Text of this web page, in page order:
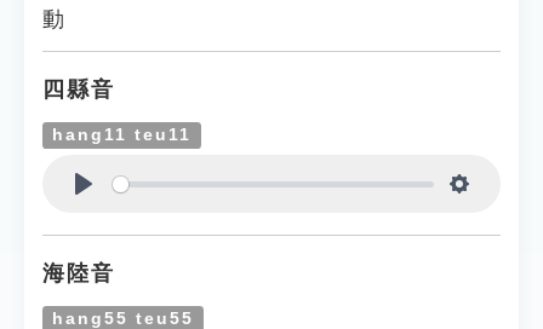
動
四縣音
hang11 teu11
海陸音
hang55 teu55